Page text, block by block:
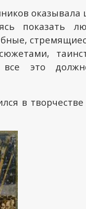
оказывала
показать
все это
в